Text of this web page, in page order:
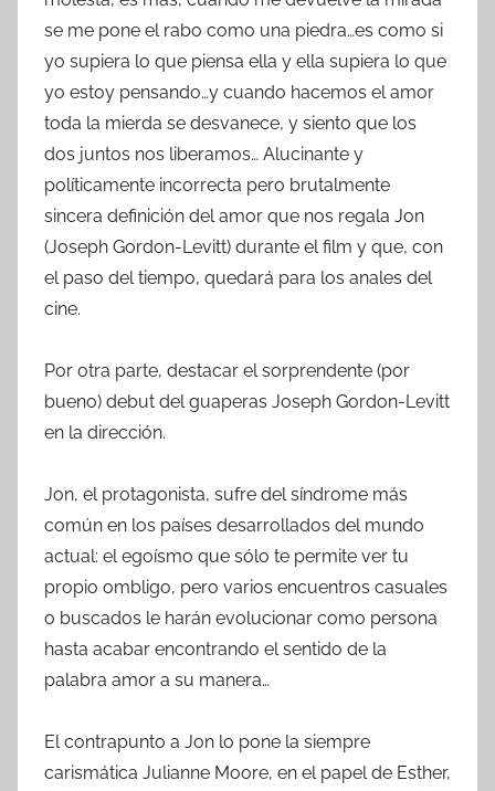
se me pone el rabo como una piedra…es como si
yo supiera lo que piensa ella y ella supiera lo que
yo estoy pensando…y cuando hacemos el amor
toda la mierda se desvanece, y siento que los
dos juntos nos liberamos… Alucinante y
políticamente incorrecta pero brutalmente
sincera definición del amor que nos regala Jon
(Joseph Gordon-Levitt) durante el film y que, con
el paso del tiempo, quedará para los anales del
cine.
Por otra parte, destacar el sorprendente (por
bueno) debut del guaperas Joseph Gordon-Levitt
en la dirección.
Jon, el protagonista, sufre del síndrome más
común en los países desarrollados del mundo
actual: el egoísmo que sólo te permite ver tu
propio ombligo, pero varios encuentros casuales
o buscados le harán evolucionar como persona
hasta acabar encontrando el sentido de la
palabra amor a su manera…
El contrapunto a Jon lo pone la siempre
carismática Julianne Moore, en el papel de Esther,